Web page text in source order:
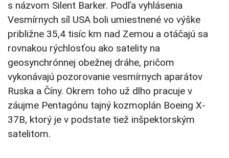
s názvom Silent Barker. Podľa vyhlásenia
Vesmírnych síl USA boli umiestnené vo výške
približne 35,4 tisíc km nad Zemou a otáčajú sa
rovnakou rýchlosťou ako satelity na
geosynchrónnej obežnej dráhe, pričom
vykonávajú pozorovanie vesmírnych aparátov
Ruska a Číny. Okrem toho už dlho pracuje v
záujme Pentagónu tajný kozmoplán Boeing X-
37B, ktorý je v podstate tiež inšpektorským
satelitom.